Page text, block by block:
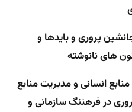
پروری و بایدها و
های نانوشته
انسانی و مدیریت منابع
در فرهننگ سازمانی و